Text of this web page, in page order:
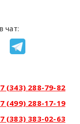
чат:
(343) 288-79-82
(499) 288-17-19
(383) 383-02-63